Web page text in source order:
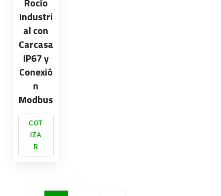
Industri
al con
Carcasa
IP67 y
Conexió
n
Modbus
COT
IZA
R